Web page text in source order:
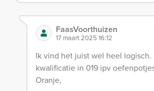
FaasVoorthuizen
17 maart 2025 16:12
Ik vind het juist wel heel logisch.
kwalificatie in 019 ipv
Oranje,